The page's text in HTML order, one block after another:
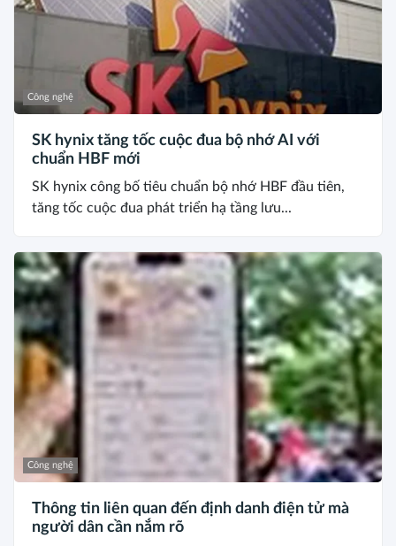
Công nghệ
SK hynix tăng tốc cuộc đua bộ nhớ AI với
chuẩn HBF mới
SK hynix công bố tiêu chuẩn bộ nhớ HBF đầu tiên,
tăng tốc cuộc đua phát triển hạ tầng lưu...
Công nghệ
Thông tin liên quan đến định danh điện tử mà
người dân cần nắm rõ